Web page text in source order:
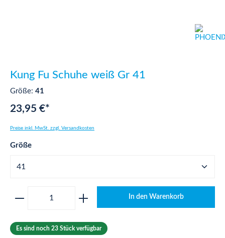
Kung Fu Schuhe weiß Gr 41
Größe: 41
23,95 €*
Preise inkl. MwSt. zzgl. Versandkosten
Größeauswählen
Produkt Anzahl: Gib den gewünschten
In den Warenkorb
Es sind noch 23 Stück verfügbar